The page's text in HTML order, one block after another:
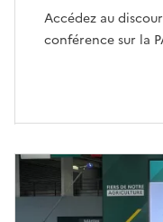
Accédez au
conférence sur la